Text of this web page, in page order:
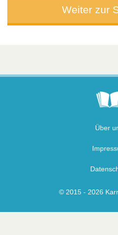
Weiter zur
Über
© 2015 - 2026